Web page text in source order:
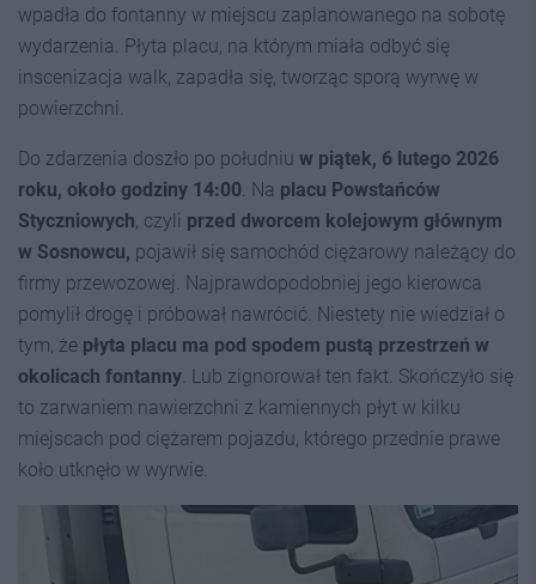
wpadła do fontanny w miejscu zaplanowanego na sobotę
wydarzenia. Płyta placu, na którym miała odbyć się
inscenizacja walk, zapadła się, tworząc sporą wyrwę w
powierzchni.
Do zdarzenia doszło po południu w piątek, 6 lutego 2026
roku, około godziny 14:00. Na placu Powstańców
Styczniowych, czyli przed dworcem kolejowym głównym
w Sosnowcu, pojawił się samochód ciężarowy należący do
firmy przewozowej. Najprawdopodobniej jego kierowca
pomylił drogę i próbował nawrócić. Niestety nie wiedział o
tym, że płyta placu ma pod spodem pustą przestrzeń w
okolicach fontanny. Lub zignorował ten fakt. Skończyło się
to zarwaniem nawierzchni z kamiennych płyt w kilku
miejscach pod ciężarem pojazdu, którego przednie prawe
koło utknęło w wyrwie.